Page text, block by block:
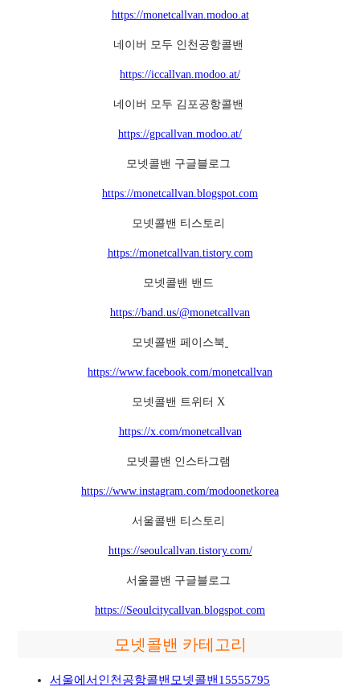
https://monetcallvan.modoo.at
네이버 모두 인천공항콜밴
https://iccallvan.modoo.at/
네이버 모두 김포공항콜밴
https://gpcallvan.modoo.at/
모넷콜밴 구글블로그
https://monetcallvan.blogspot.com
모넷콜밴 티스토리
https://monetcallvan.tistory.com
모넷콜밴 밴드
https://band.us/@monetcallvan
모넷콜밴 페이스북
https://www.facebook.com/monetcallvan
모넷콜밴 트위터 X
https://x.com/monetcallvan
모넷콜밴 인스타그램
https://www.instagram.com/modoonetkorea
서울콜밴 티스토리
https://seoulcallvan.tistory.com/
서울콜밴 구글블로그
https://Seoulcitycallvan.blogspot.com
모넷콜밴 카테고리
서울에서인천공항콜밴모넷콜밴15555795